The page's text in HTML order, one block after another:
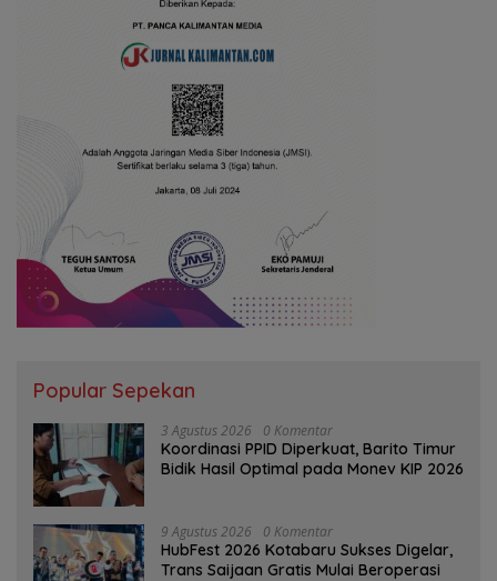
Popular Sepekan
3 Agustus 2026 0 Komentar
Koordinasi PPID Diperkuat, Barito Timur
Bidik Hasil Optimal pada Monev KIP 2026
9 Agustus 2026 0 Komentar
HubFest 2026 Kotabaru Sukses Digelar,
Trans Saijaan Gratis Mulai Beroperasi